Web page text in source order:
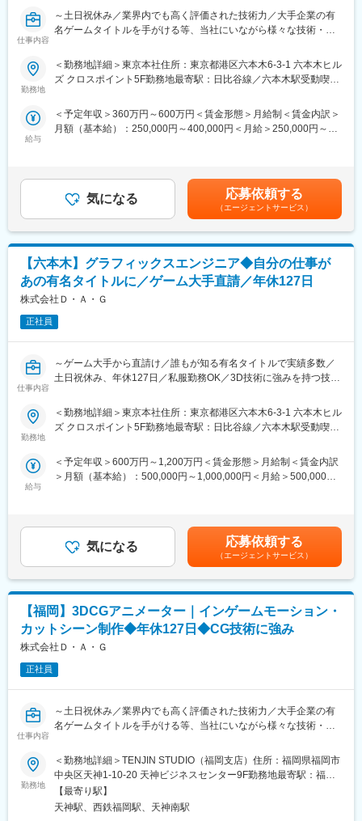
業務量の配分は、目安としてUnityへの組み込み作業が7割、3Dモ
デルの調整や小物の作成が3割程度ですが、得意な分野ややってみ
たい分野も相談しながら業務を進めていくイメージです。
■開発環境
Unity
C#
・ディレクター：4名
・エンジニア：1名 ※ここを募集
・経営戦略：1名
・動画編集：1名
■働き方：
現在コロナ対策などもあり、会社全体としてはご本人の希望を考
慮しながら、リモートワークと出社を混ぜて対応をしています。
全社のうち半数がフルリモートワークとなっており、出社してい
る社員についても「週3日以上の出社」としているため、週2日は
リモートワークの社員も多いです。
仕事内容
～土日祝休み／業界内でも高く評価された技術力／大手企業の有
名ゲームタイトルを手がける等、当社にいながら様々な技術・案
■業務内容：
お持ちのスキルや適性、身につけていきたいスキルを考慮した上
で、担当案件を決定します。ご希望があれば、他の工程への挑戦
東京本社…80名程の社員が在籍
目安：男性7割、女性3割、20代の社員が中心です。
■当社で働く魅力：
・当社はCG技術に強みを持ち、ジャンルに偏りがなく品質が高い
ことから多くの引き合いをいただいています。
・当社の技術は業界内でも高く評価され、設立当初から徹底した
「クオリティ」とクライアントを唸らせるほどの「提案力」を武
器に、大手企業の超有名タイトルを手がけてきました。
す。
・就業環境の整備に注力しています。デスクはコクヨのスタンデ
ため長時間の作業にも、負担を軽減させ、集中できる環境です。
しています。 個人のやりたいことや目指す姿を尊重してフォロー
しあう社風です。また、スキルアップ、教育、最新技術、企画な
■当社について：
当社は、デジタルアーティストの集団（ギルド）として、ゲーム
からTV、CM、映画に至るまで幅広いジャンルのCGを制作して来
ましたが、最新のCG技術と制作力で、ゲーム業界でも高い評価を
得ております。 最近のゲームはCGのクオリティも高くなってき
ており、より力が発揮できるチャンスが広がっています。
勤務地
＜勤務地詳細＞東京本社住所：東京都港区六本木6-3-1 六本木ヒル
ズ クロスポイント5F勤務地最寄駅：日比谷線／六本木駅受動喫煙
給与
＜予定年収＞360万円～600万円＜賃金形態＞月給制＜賃金内訳＞
月額（基本給）：250,000円～400,000円＜月給＞250,000円～
までも目安の金額であり、選考を通じて上下する可能性がありま
す。月給(月額)は固定手当を含めた表記です。
気になる 応募依頼する
（エージェントサービス）
【六本木】グラフィックスエンジニア◆自分の仕事が
あの有名タイトルに／ゲーム大手直請／年休127日
株式会社Ｄ・Ａ・Ｇ
正社員
仕事内容
～ゲーム大手から直請け／誰もが知る有名タイトルで実績多数／
土日祝休み、年休127日／私服勤務OK／3D技術に強みを持つ技術
■募集内容：
■業務詳細：
◇グラフィック表現を担う描画プログラムの設計や実装
◇新たな表現手法の検証および開発
◇リアルタイム合成システムのオペレーション
◇隣接する弊社モーションキャプチャースタジオとのリアルタイ
ムでのリンク
■当社で働く魅力：
◇3D技術が強み／大手企業の有名タイトルで数多くの実績
当社の技術は業界内でも高く評価され、大手企業の有名ゲームタ
スペシャリストになりたい方もゼネラリストになりたい方も歓迎
しています。 個人のやりたいことや目指す姿を尊重してフォロー
ど幅広い挑戦ができる環境です。
◇幅広い分野にチャレンジできる環境
当社は、デジタルアーティストの集団（ギルド）として、ゲーム
からTV、CM、映画に至るまで幅広いジャンルのCGを制作してき
ましたが、最新のCG技術と制作力で、ゲーム業界でも高い評価を
勤務地
＜勤務地詳細＞東京本社住所：東京都港区六本木6-3-1 六本木ヒル
ズ クロスポイント5F勤務地最寄駅：日比谷線／六本木駅受動喫煙
給与
＜予定年収＞600万円～1,200万円＜賃金形態＞月給制＜賃金内訳
＞月額（基本給）：500,000円～1,000,000円＜月給＞500,000円
までも目安の金額であり、選考を通じて上下する可能性がありま
す。月給(月額)は固定手当を含めた表記です。
気になる 応募依頼する
（エージェントサービス）
【福岡】3DCGアニメーター｜インゲームモーション・
カットシーン制作◆年休127日◆CG技術に強み
株式会社Ｄ・Ａ・Ｇ
正社員
仕事内容
～土日祝休み／業界内でも高く評価された技術力／大手企業の有
名ゲームタイトルを手がける等、当社にいながら様々な技術・案
■業務内容：
当社にて、ゲームの3DCGのインゲームモーションとカットシー
ン制作をお任せします。
お持ちのスキルや適性、身につけていきたいスキルを考慮した上
勤務地
＜勤務地詳細＞TENJIN STUDIO（福岡支店）住所：福岡県福岡市
中央区天神1-10-20 天神ビジネスセンター9F勤務地最寄駅：福岡
市営地下鉄空港線／天神駅受動喫煙対策：敷地内喫煙可能場所あ
り
【最寄り駅】
天神駅、西鉄福岡駅、天神南駅